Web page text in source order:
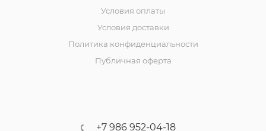
Условия оплаты
Условия доставки
Политика конфиденциальности
Публичная оферта
+7 986 952-04-18